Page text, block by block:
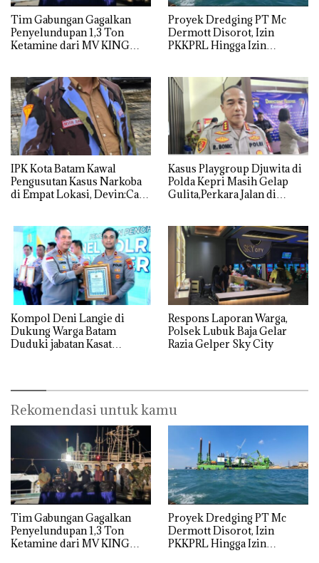
Tim Gabungan Gagalkan
Penyelundupan 1,3 Ton
Ketamine dari MV KING
Proyek Dredging PT Mc
Dermott Disorot, Izin
PKKPRL Hingga Izin
IPK Kota Batam Kawal
Pengusutan Kasus Narkoba
di Empat Lokasi, Devin:Cari
Kasus Playgroup Djuwita di
Polda Kepri Masih Gelap
Gulita,Perkara Jalan di
Kompol Deni Langie di
Dukung Warga Batam
Duduki jabatan Kasat
Respons Laporan Warga,
Polsek Lubuk Baja Gelar
Razia Gelper Sky City
Rekomendasi untuk kamu
Tim Gabungan Gagalkan
Penyelundupan 1,3 Ton
Ketamine dari MV KING
Proyek Dredging PT Mc
Dermott Disorot, Izin
PKKPRL Hingga Izin